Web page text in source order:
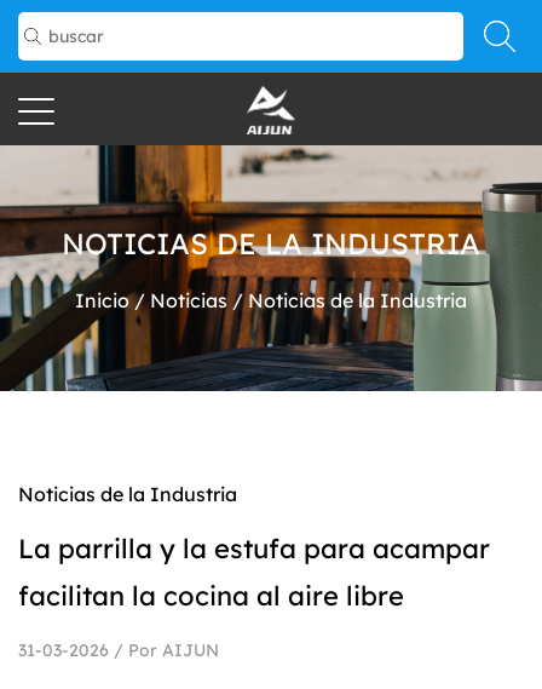
NOTICIAS DE LA INDUSTRIA
Inicio/ Noticias /Noticias de la Industria
Noticias de la Industria
La parrilla y la estufa para acampar
facilitan la cocina al aire libre
31-03-2026 / Por AIJUN